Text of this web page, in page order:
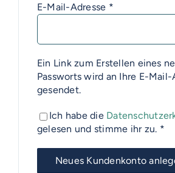
E-Mail-Adresse *Erforderlich
Ein Link zum Erstellen eines
Passworts wird an Ihre E-Mail-
gesendet.
Ich habe die
gelesen und stimme ihr zu. *
Neues Kundenkonto
EMERITO-MODELLE
Abfüllmaschinen
VOSS-MODELLE
NOVUM
SOLID
Branchen-Übersicht